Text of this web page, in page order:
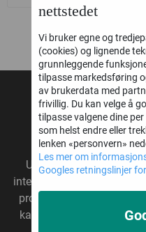
* Fri frakt gjelder
Upstairser en
interiør, ting & tang. Vi
produsenter, uten
kan vi tilby gode varer til
nettstedet
Vi bruker egne og
(cookies) og lignende
grunnleggende
tilpasse markedsføring
av brukerdata med
frivillig. Du kan velge å
tilpasse valgene dine
som helst endre eller
lenken «personvern»
Les mer om
Googles retningslinjer